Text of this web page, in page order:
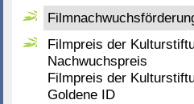
Filmpreis der
Nachwuchspreis
Filmpreis der
Goldene ID